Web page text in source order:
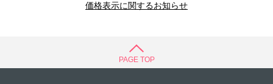
価格表示に関するお知らせ
PAGE TOP